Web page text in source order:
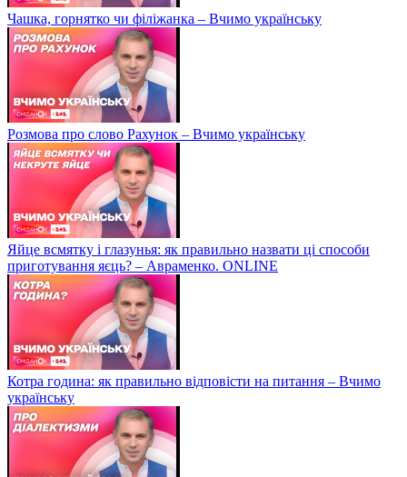
Чашка, горнятко чи філіжанка – Вчимо українську
Розмова про слово Рахунок – Вчимо українську
Яйце всмятку і глазунья: як правильно назвати ці способи
приготування яєць? – Авраменко. ONLINE
Котра година: як правильно відповісти на питання – Вчимо
українську